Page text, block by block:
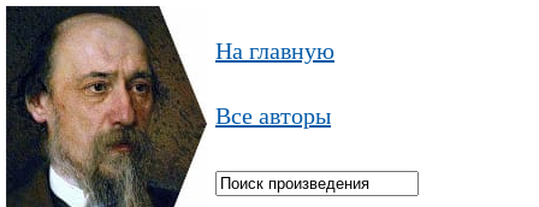
На главную
Все авторы